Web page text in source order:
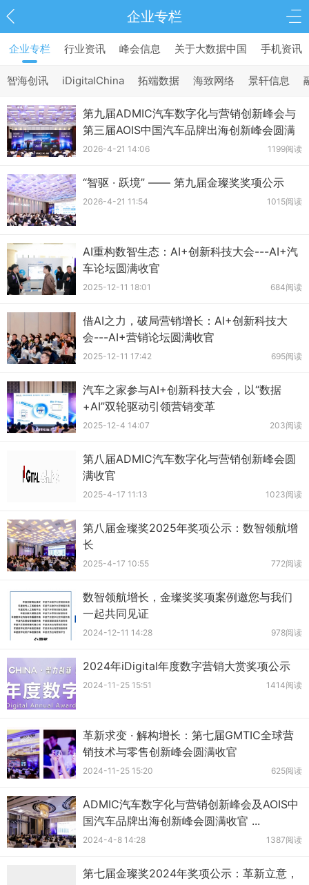
企业专栏
企业专栏 行业资讯 峰会信息 关于大数据中国 手机资讯
智海创讯 iDigitalChina 拓端数据 海致网络 景轩信息
第九届ADMIC汽车数字化与营销创新峰会与
第三届AOIS中国汽车品牌出海创新峰会圆满
收官
2026-4-21 14:06 1199阅读
“智驱 · 跃境” —— 第九届金璨奖奖项公示
2026-4-21 11:54 1015阅读
AI重构数智生态：AI+创新科技大会---AI+汽
车论坛圆满收官
2025-12-11 18:01 684阅读
借AI之力，破局营销增长：AI+创新科技大
会---AI+营销论坛圆满收官
2025-12-11 17:42 695阅读
汽车之家参与AI+创新科技大会，以“数据
+AI”双轮驱动引领营销变革
2025-12-4 14:07 203阅读
第八届ADMIC汽车数字化与营销创新峰会圆
满收官
2025-4-17 11:13 1023阅读
第八届金璨奖2025年奖项公示：数智领航增
长
2025-4-17 10:55 772阅读
数智领航增长，金璨奖奖项案例邀您与我们
一起共同见证
2024-12-11 14:28 978阅读
2024年iDigital年度数字营销大赏奖项公示
2024-11-25 15:51 1414阅读
革新求变 · 解构增长：第七届GMTIC全球营
销技术与零售创新峰会圆满收官
2024-11-25 15:20 625阅读
ADMIC汽车数字化与营销创新峰会及AOIS中
国汽车品牌出海创新峰会圆满收官 ...
2024-4-8 14:28 1387阅读
第七届金璨奖2024年奖项公示：革新立意，